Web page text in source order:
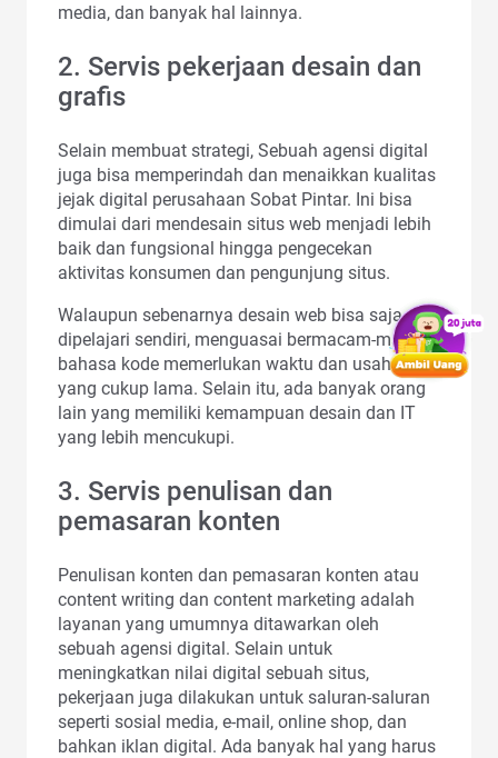
media, dan banyak hal lainnya.
2. Servis pekerjaan desain dan
grafis
Selain membuat strategi, Sebuah agensi digital
juga bisa memperindah dan menaikkan kualitas
jejak digital perusahaan Sobat Pintar. Ini bisa
dimulai dari mendesain situs web menjadi lebih
baik dan fungsional hingga pengecekan
aktivitas konsumen dan pengunjung situs.
Walaupun sebenarnya desain web bisa saja
dipelajari sendiri, menguasai bermacam-macam
bahasa kode memerlukan waktu dan usaha
yang cukup lama. Selain itu, ada banyak orang
lain yang memiliki kemampuan desain dan IT
yang lebih mencukupi.
3. Servis penulisan dan
pemasaran konten
Penulisan konten dan pemasaran konten atau
content writing dan content marketing adalah
layanan yang umumnya ditawarkan oleh
sebuah agensi digital. Selain untuk
meningkatkan nilai digital sebuah situs,
pekerjaan juga dilakukan untuk saluran-saluran
seperti sosial media, e-mail, online shop, dan
bahkan iklan digital. Ada banyak hal yang harus